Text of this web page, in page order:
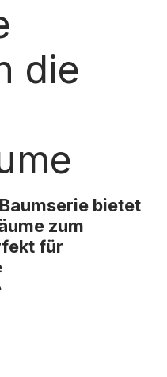
die
bietet
zum
für